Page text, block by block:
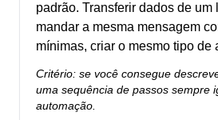
padrão. Transferir dados de um
mandar a mesma mensagem
mínimas, criar o mesmo tipo de
Critério: se você consegue
uma sequência de passos sempre
automação.